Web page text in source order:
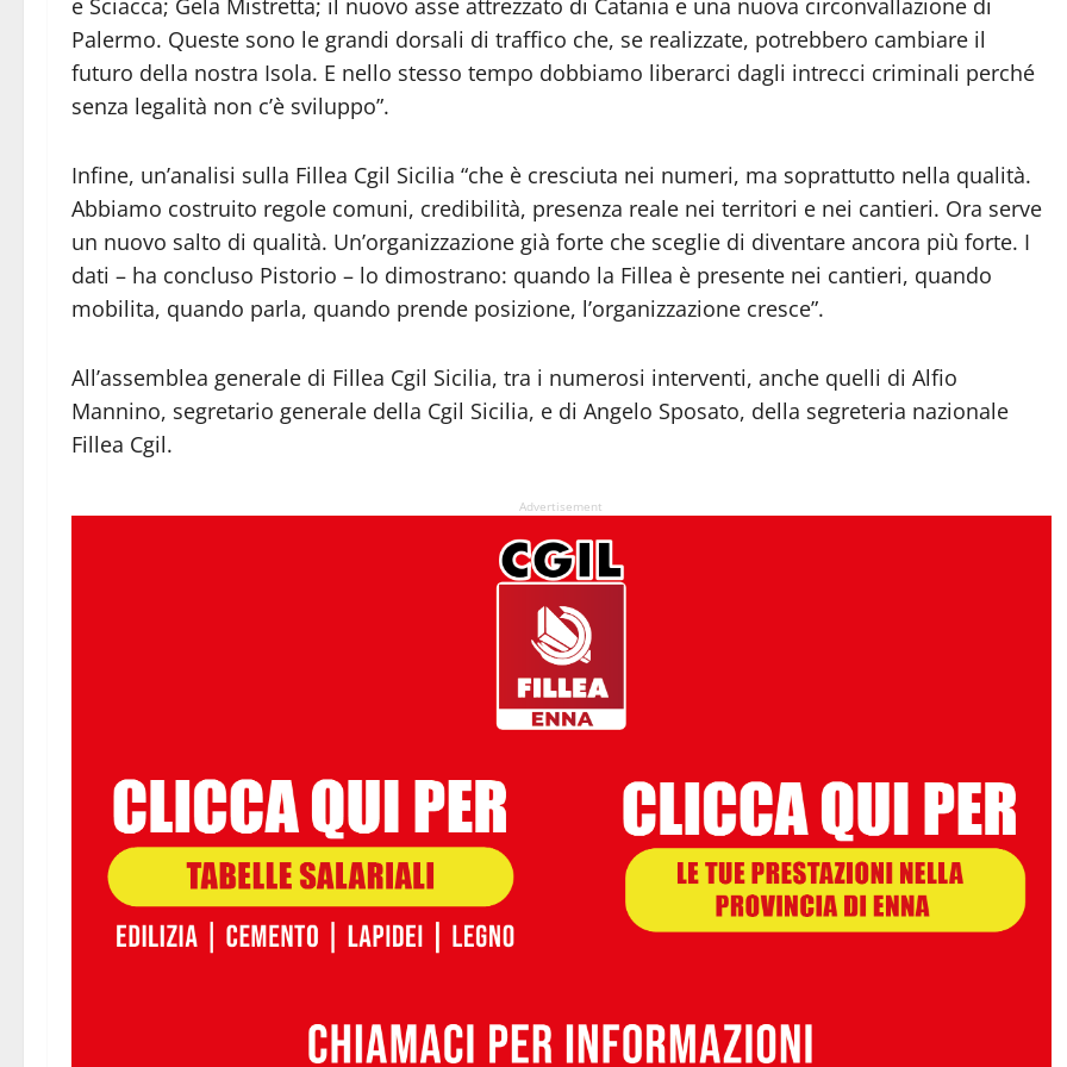
Palermo. Queste sono le grandi dorsali di traffico che, se realizzate, potrebbero cambiare il
futuro della nostra Isola. E nello stesso tempo dobbiamo liberarci dagli intrecci criminali perché
senza legalità non c’è sviluppo”.
Infine, un’analisi sulla Fillea Cgil Sicilia “che è cresciuta nei numeri, ma soprattutto nella qualità.
Abbiamo costruito regole comuni, credibilità, presenza reale nei territori e nei cantieri. Ora serve
un nuovo salto di qualità. Un’organizzazione già forte che sceglie di diventare ancora più forte. I
dati – ha concluso Pistorio – lo dimostrano: quando la Fillea è presente nei cantieri, quando
mobilita, quando parla, quando prende posizione, l’organizzazione cresce”.
All’assemblea generale di Fillea Cgil Sicilia, tra i numerosi interventi, anche quelli di Alfio
Mannino, segretario generale della Cgil Sicilia, e di Angelo Sposato, della segreteria nazionale
Fillea Cgil.
Advertisement